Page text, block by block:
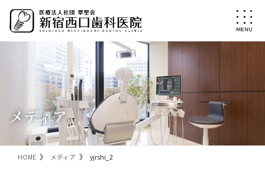
ン
ー
メディア
HOME メディア yjrshi_2